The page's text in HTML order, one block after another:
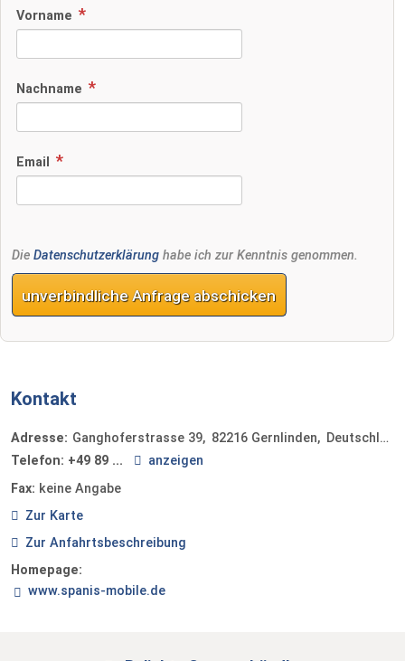
Vorname
Nachname
Email
Die Datenschutzerklärung habe ich zur Kenntnis genommen.
unverbindliche Anfrage abschicken
Kontakt
Adresse: Ganghoferstrasse 39 82216 Gernlinden
Deutschland
Telefon: +49 89 ...
anzeigen
Fax: keine Angabe
Zur Karte
Zur Anfahrtsbeschreibung
Homepage:
www.spanis-mobile.de